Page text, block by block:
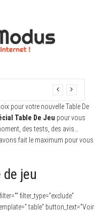
pour votre nouvelle Table De
Table De Jeu pour vous
des tests, des avis…
avons fait le maximum pour vous
jeu
filter_type=”exclude”
table” button_text=”Voir